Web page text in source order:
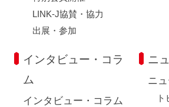
LINK-J協賛・協力
出展・参加
インタビュー・コラ
ム
インタビュー・コラム
ニ
ニ
ト